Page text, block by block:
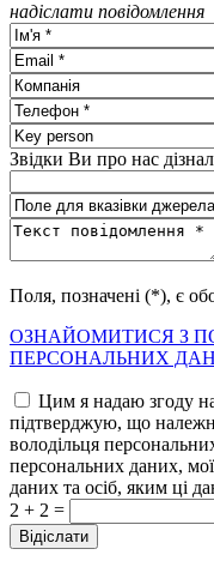
надіслати повідомлення
Звідки Ви про нас
Поля, позначені (*), є
ОЗНАЙОМИТИСЯ З
ПЕРСОНАЛЬНИХ
Цим я надаю згоду
підтверджую, що
володільця
персональних даних,
даних та осіб, яким ці
2 + 2 =